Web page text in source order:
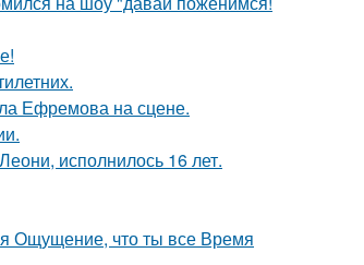
Ефремова на сцене.
исполнилось 16 лет.
Ощущение, что ты все Время